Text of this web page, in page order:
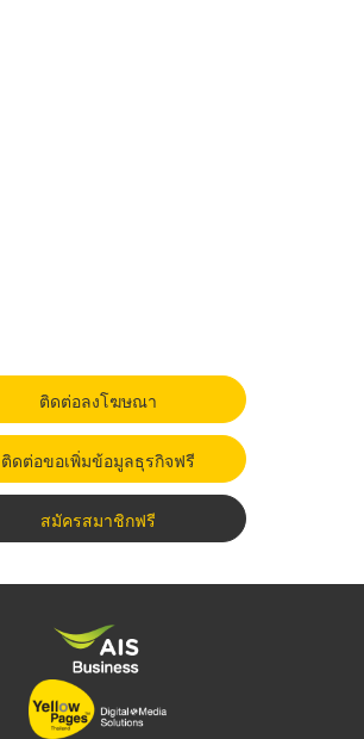
ติดต่อลงโฆษณา
ติดต่อขอเพิ่มข้อมูลธุรกิจฟรี
สมัครสมาชิกฟรี